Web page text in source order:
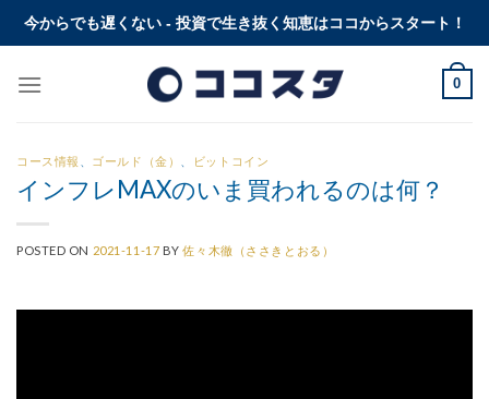
Skip今からでも遅くない - 投資で生き抜く知恵はココからスタート！
0
コース情報 ゴールド（金） ビットコイン
インフレMAXのいま買われるのは何？
POSTED ON 2021-11-17 BY佐々木徹（ささきとおる）